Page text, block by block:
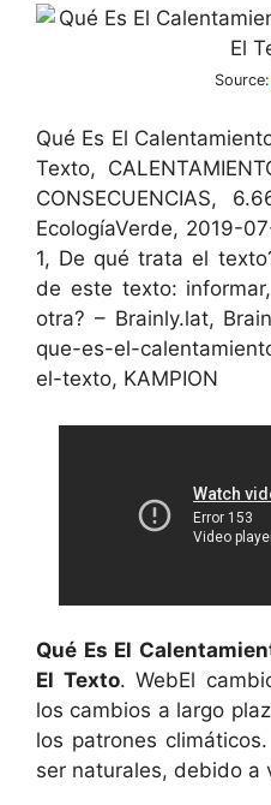
Source:
Qué Es El
Texto,
CONSECUENCIAS,
EcologíaVerde, 2019-
1, De qué trata el
de este texto:
otra? – Brainly.lat,
que-es-el-
el-texto, KAMPION
Qué Es El
El Texto. WebEl
los cambios a largo
los patrones
ser naturales, debido a